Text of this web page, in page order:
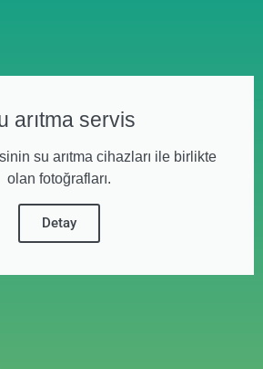
arıtma servis
su arıtma cihazları ile birlikte
olan fotoğrafları.
Detay